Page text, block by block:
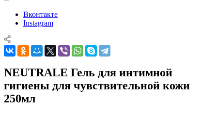
Вконтакте
Instagram
NEUTRALE Гель для интимной
гигиены для чувствительной кожи
250мл